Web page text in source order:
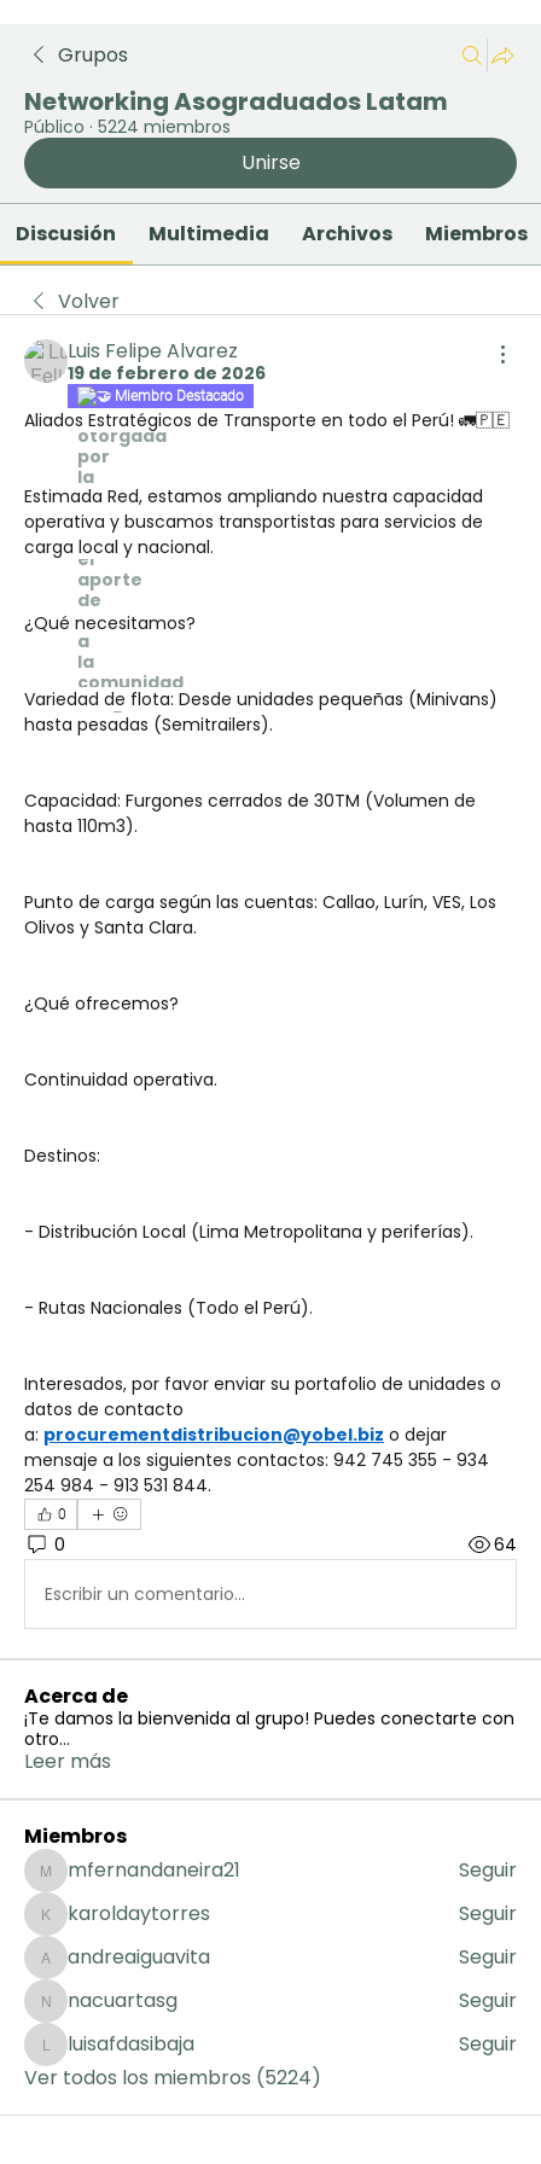
Grupos
Networking Asograduados Latam
Público · 5224 miembros
Unirse
Discusión Multimedia Archivos Miembros
Volver
Luis Felipe Alvarez
19 de febrero de 2026
🤝 Miembro Destacado
Aliados Estratégicos de Transporte en todo el Perú! 🚛🇵🇪
Estimada Red, estamos ampliando nuestra capacidad
operativa y buscamos transportistas para servicios de
carga local y nacional.
¿Qué necesitamos?
Variedad de flota: Desde unidades pequeñas (Minivans)
hasta pesadas (Semitrailers).
Capacidad: Furgones cerrados de 30TM (Volumen de
hasta 110m3).
Punto de carga según las cuentas: Callao, Lurín, VES, Los
Olivos y Santa Clara.
¿Qué ofrecemos?
Continuidad operativa.
Destinos:
- Distribución Local (Lima Metropolitana y periferías).
- Rutas Nacionales (Todo el Perú).
Interesados, por favor enviar su portafolio de unidades o
datos de contacto
a: procurementdistribucion@yobel.biz o dejar
mensaje a los siguientes contactos: 942 745 355 - 934
254 984 - 913 531 844.
0
0 64
Escribir un comentario...
Acerca de
¡Te damos la bienvenida al grupo! Puedes conectarte con
otro...
Leer más
Miembros
mfernandaneira21
mfernandaneira21 Seguir
karoldaytorres
karoldaytorres Seguir
andreaiguavita
andreaiguavita Seguir
nacuartasg
nacuartasg Seguir
luisafdasibaja
luisafdasibaja
Seguir
Ver todos los miembros (5224)